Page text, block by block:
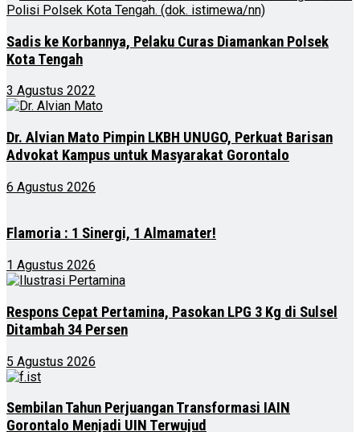
Sadis ke Korbannya, Pelaku Curas Diamankan Polsek
Kota Tengah
3 Agustus 2022
Dr. Alvian Mato Pimpin LKBH UNUGO, Perkuat Barisan
Advokat Kampus untuk Masyarakat Gorontalo
6 Agustus 2026
Flamoria : 1 Sinergi, 1 Almamater!
1 Agustus 2026
Respons Cepat Pertamina, Pasokan LPG 3 Kg di Sulsel
Ditambah 34 Persen
5 Agustus 2026
Sembilan Tahun Perjuangan Transformasi IAIN
Gorontalo Menjadi UIN Terwujud